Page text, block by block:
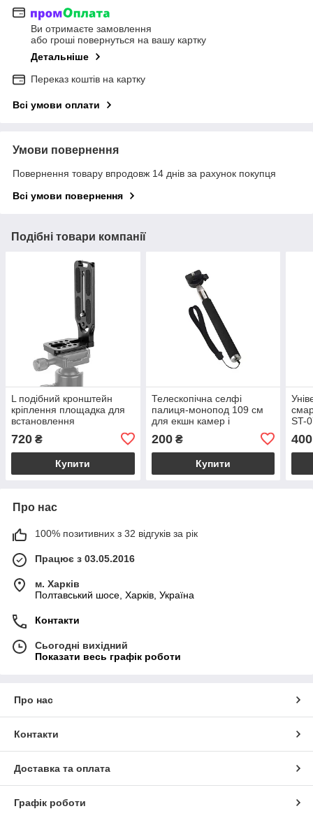
Ви отримаєте замовлення
або гроші повернуться на вашу картку
Детальніше
Переказ коштів на картку
Всі умови оплати
Умови повернення
Повернення товару впродовж 14 днів за рахунок покупця
Всі умови повернення
Подібні товари компанії
L подібний кронштейн
кріплення площадка для
встановлення
мікрофона
720 ₴
Купити
Телескопічна селфі
палиця-монопод 109 см
для екшн камер і
200₴
Купити
ST-
400
Про нас
100% позитивних з 32 відгуків за рік
Працює з 03.05.2016
м. Харків
Полтавський шосе, Харків, Україна
Контакти
Сьогодні вихідний
Показати весь графік роботи
Про нас
Контакти
Доставка та оплата
Графік роботи